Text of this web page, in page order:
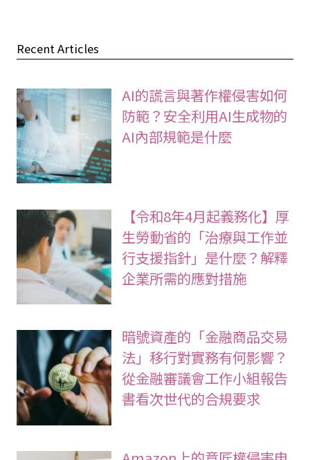
Recent Articles
AI的謊言與著作權侵害如何
防範？安全利用AI生成物的
AI內部規範是什麼
【令和8年4月起義務化】厚
生勞動省的「治療與工作並
行支援指針」是什麼？解釋
企業所需的應對措施
暗號資產的「金融商品交易
法」移行對實務有何影響？
從金融審議會工作小組報告
書看次世代的合規要求